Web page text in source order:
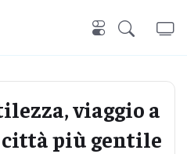
viaggio a
più gentile